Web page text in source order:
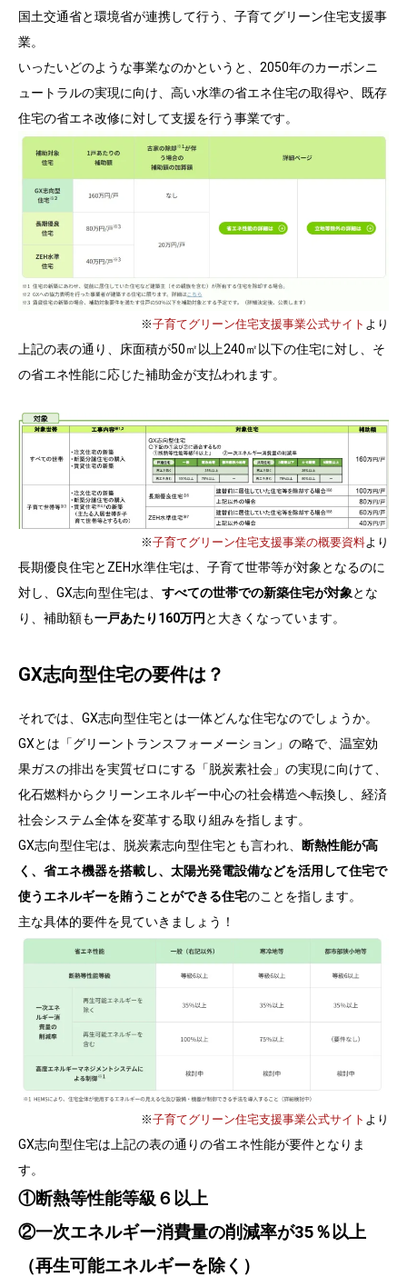
国土交通省と環境省が連携して行う、子育てグリーン住宅支援事
業。
いったいどのような事業なのかというと、2050年のカーボンニ
ュートラルの実現に向け、高い水準の省エネ住宅の取得や、既存
住宅の省エネ改修に対して支援を行う事業です。
※子育てグリーン住宅支援事業公式サイト より
上記の表の通り、床面積が50㎡以上240㎡以下の住宅に対し、そ
の省エネ性能に応じた補助金が支払われます。
※子育てグリーン住宅支援事業の概要資料より
長期優良住宅とZEH水準住宅は、子育て世帯等が対象となるのに
対し、GX志向型住宅は、 すべての世帯での新築住宅が対象とな
り、補助額も一戸あたり160万円 と大きくなっています。
GX志向型住宅の要件は？
それでは、GX志向型住宅とは一体どんな住宅なのでしょうか。
GXとは「グリーントランスフォーメーション」の略で、温室効
果ガスの排出を実質ゼロにする「脱炭素社会」の実現に向けて、
化石燃料からクリーンエネルギー中心の社会構造へ転換し、経済
社会システム全体を変革する取り組みを指します。
GX志向型住宅は、脱炭素志向型住宅とも言われ、
断熱性能が高
く、省エネ機器を搭載し、太陽光発電設備などを活用して住宅で
使うエネルギーを賄うことができる住宅のことを指します。
主な具体的要件を見ていきましょう！
※子育てグリーン住宅支援事業公式サイト より
GX志向型住宅は上記の表の通りの省エネ性能が要件となりま
す。
①断熱等性能等級６以上
②一次エネルギー消費量の削減率が35％以上
（再生可能エネルギーを除く）